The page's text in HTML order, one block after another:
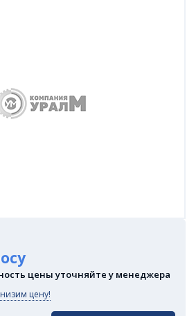
цены уточняйте у менеджера
цену!